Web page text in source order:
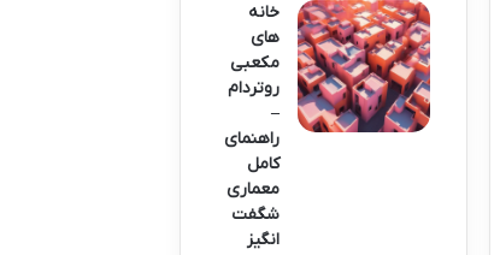
خانه
های
مکعبی
روتردام
–
راهنمای
کامل
معماری
شگفت
انگیز